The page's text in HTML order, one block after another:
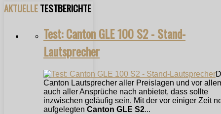
AKTUELLETESTBERICHTE
Test: Canton GLE 100 S2 - Stand-
Lautsprecher
Canton Lautsprecher aller Preislagen und vor
auch aller Ansprüche nach anbietet, dass sollte
inzwischen geläufig sein. Mit der vor einiger Zeit
aufgelegten Canton GLE S2...